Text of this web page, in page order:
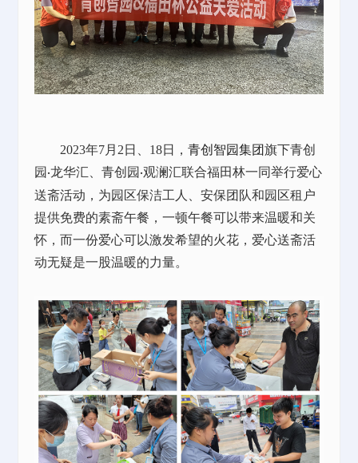
2023年7月2日、18日 ，青创智园集团旗下青创
园 ·龙华汇、青创园 ·观澜汇联合福田林一同举行爱心
送斋活动，为园区保洁工人、安保团队和园区租户
提供免费的素斋午餐，一顿午餐可以带来温暖和关
怀，而一份爱心可以激发希望的火花，爱心送斋活
动无疑是一股温暖的力量。